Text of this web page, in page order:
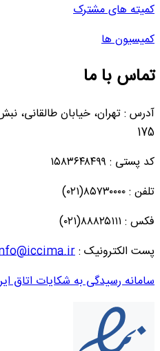
کمیته های مشترک
کمیسیون ها
تماس با ما
آدرس : تهران، خیابان طالقانی،
175
کد پستی : ۱۵۸۳۶۴۸۴۹۹
تلفن : ۸۵۷۳۰۰۰۰(۰۲۱)
فکس : ۸۸۸۲۵۱۱۱(۰۲۱)
پست الکترونیک :
سامانه رسیدگی به شکایات اتاق